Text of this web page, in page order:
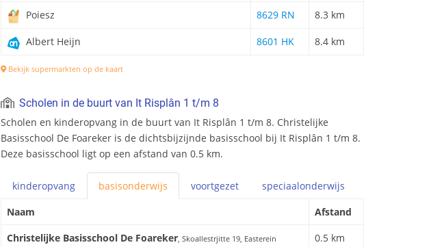
Poiesz 8629 RN 8.3 km
Albert Heijn 8601 HK 8.4 km
Bekijk supermarkten op de kaart
Scholen in de buurt van It Risplân 1 t/m 8
Scholen en kinderopvang in de buurt van It Risplân 1 t/m 8. Christelijke
Basisschool De Foareker is de dichtsbijzijnde basisschool bij It Risplân 1 t/m 8.
Deze basisschool ligt op een afstand van 0.5 km.
kinderopvang basisonderwijs voortgezet speciaalonderwijs
Naam
Afstand
Christelijke Basisschool De Foareker, Skoallestrjitte 19, Easterein
0.5 km